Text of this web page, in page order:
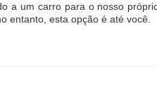
a um carro para o nosso
entanto, esta opção é até você.